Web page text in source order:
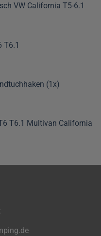
VW California T5-6.1
T6.1
(1x)
T6.1 Multivan California